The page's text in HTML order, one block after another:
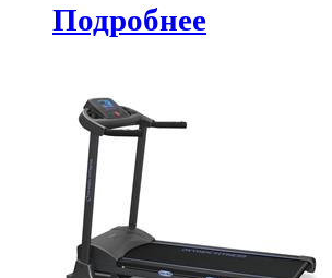
Подробнее